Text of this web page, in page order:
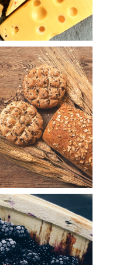
aiutano a
fornire
informazioni
sulle metriche
di numero di
visitatori,
sorgente di
traffico,
permanenza
sul sito, etc.